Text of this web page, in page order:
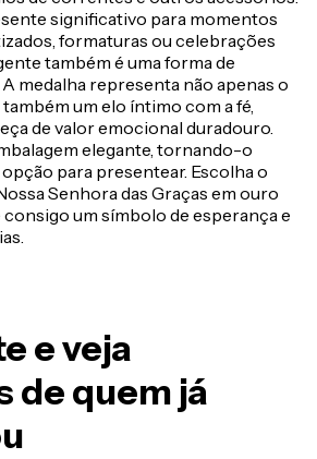
significativo para momentos
formaturas ou celebrações
também é uma forma de
medalha representa não apenas o
um elo íntimo com a fé,
de valor emocional duradouro.
elegante, tornando-o
para presentear. Escolha o
Senhora das Graças em ouro
um símbolo de esperança e
e veja
de quem já